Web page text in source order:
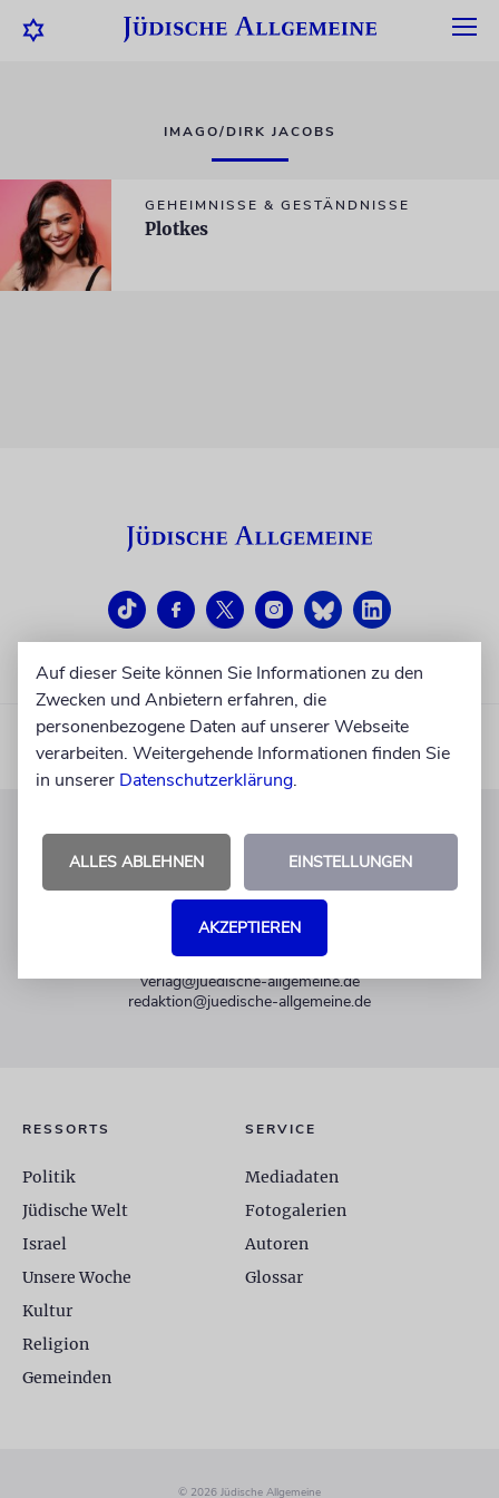
IMAGO/DIRK JACOBS
GEHEIMNISSE & GESTÄNDNISSE
Plotkes
KUNDENSERVICE
+49 30 275833 0
Mo-Do 9-17 Uhr
verlag@juedische-allgemeine.de
redaktion@juedische-allgemeine.de
RESSORTS
Politik
Jüdische Welt
Israel
Unsere Woche
Kultur
Religion
Gemeinden
SERVICE
Mediadaten
Fotogalerien
Autoren
Glossar
© 2026 Jüdische Allgemeine
Auf dieser Seite können Sie Informationen zu den
Zwecken und Anbietern erfahren, die
personenbezogene Daten auf unserer Webseite
verarbeiten. Weitergehende Informationen finden Sie
in unserer Datenschutzerklärung.
ALLES ABLEHNEN EINSTELLUNGEN
AKZEPTIEREN